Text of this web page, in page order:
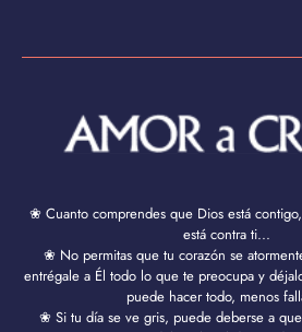
❀ Cuanto comprendes que Dios está
está contra ti...
❀ No permitas que tu corazón se
entrégale a Él todo lo que te preocupa y
puede hacer todo, menos
❀ Si tu día se ve gris, puede deberse a